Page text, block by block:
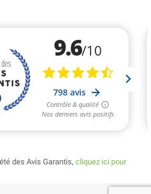
des Avis Garantis, cliquez ici pour